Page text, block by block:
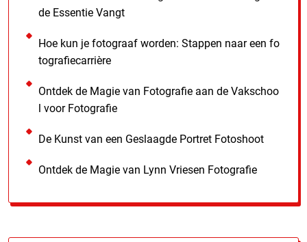
de Essentie Vangt
Hoe kun je fotograaf worden: Stappen naar een fo
tografiecarrière
Ontdek de Magie van Fotografie aan de Vakschoo
l voor Fotografie
De Kunst van een Geslaagde Portret Fotoshoot
Ontdek de Magie van Lynn Vriesen Fotografie